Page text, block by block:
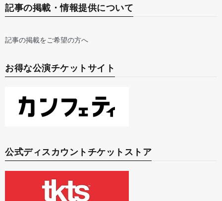
記事の掲載・情報提供について
記事の掲載をご希望の方へ
お得な公演チケットサイト
公式ディスカウントチケットストア